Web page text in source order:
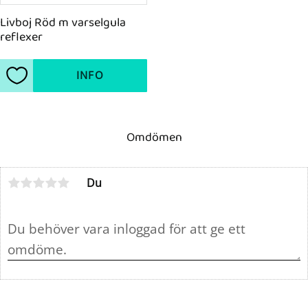
Omdömen
Du
Livboj Röd m varselgula
reflexer
Lägg till i favoriter
INFO